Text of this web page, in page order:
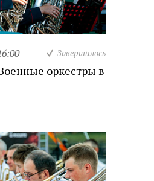
Завершилось
оркестры в